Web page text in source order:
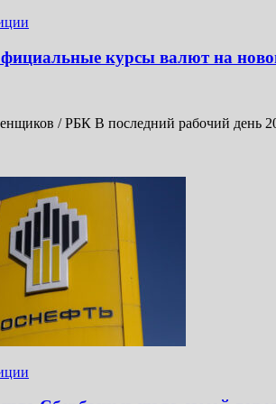
курсы валют на
/ РБК В последний рабочий день